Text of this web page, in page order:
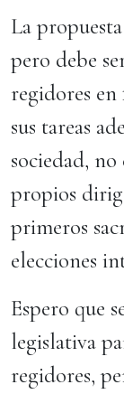
La
pero debe
regidores en
sus tareas
sociedad,
propios
primeros
elecciones
Espero que
legislativa
regidores,